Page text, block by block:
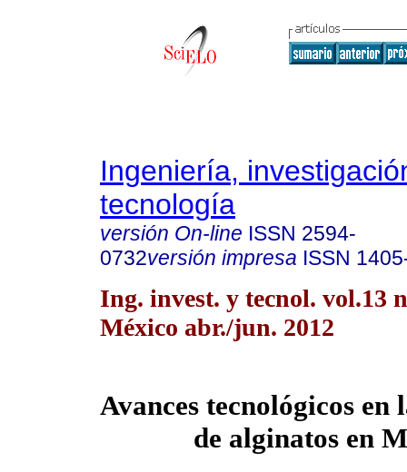
Ingeniería,
tecnología
versión On-line ISSN 2594-
0732versión impresa ISSN
Ing. invest. y tecnol. vol.13
México abr./jun. 2012
Avances tecnológicos en
de alginatos en